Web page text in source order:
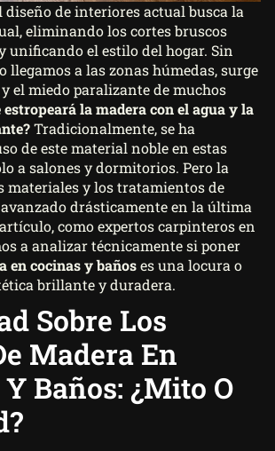
diseño de interiores actual busca la
eliminando los cortes bruscos
unificando el estilo del hogar. Sin
llegamos a las zonas húmedas, surge
el miedo paralizante de muchos
estropeará la madera con el agua y la
Tradicionalmente, se ha
de este material noble en estas
a salones y dormitorios. Pero la
materiales y los tratamientos de
drásticamente en la última
como expertos carpinteros en
a analizar técnicamente si poner
en cocinas y bañoses una locura o
brillante y duradera.
Sobre Los
Madera En
Baños: ¿Mito O